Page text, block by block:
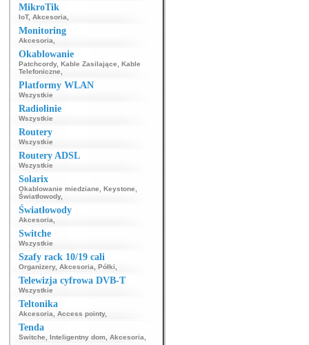
MikroTik
IoT, Akcesoria
Monitoring
Akcesoria
Okablowanie
Patchcordy, Kable Zasilające
Kable
Telefoniczne
Platformy WLAN
Wszystkie
Radiolinie
Wszystkie
Routery
Wszystkie
Routery ADSL
Wszystkie
Solarix
Okablowanie miedziane Keystone
Światłowody,
Światłowody
Akcesoria
Switche
Wszystkie
Szafy rack 10/19 cali
Organizery, Akcesoria Półki
Telewizja cyfrowa DVB-T
Wszystkie
Teltonika
Akcesoria Access pointy,
Tenda
Switche Inteligentny dom Akcesoria